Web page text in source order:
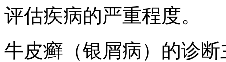
评估疾病的严重程度。
牛皮癣（银屑病）的诊